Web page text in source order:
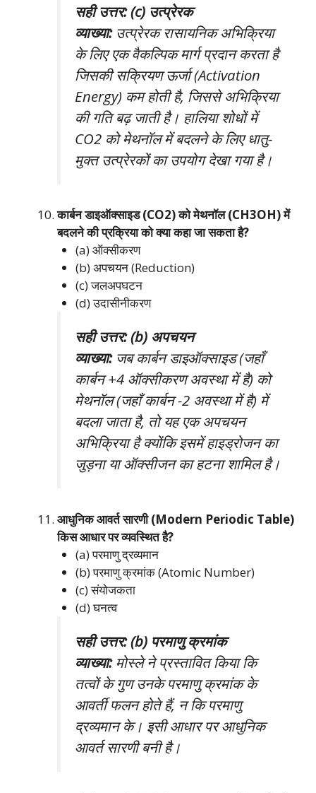
सही उत्तर: (c) उत्प्रेरक
व्याख्या:उत्प्रेरक रासायनिक अभिक्रिया
के लिए एक वैकल्पिक मार्ग प्रदान करता है
जिसकी सक्रियण ऊर्जा (Activation
Energy) कम होती है, जिससे अभिक्रिया
की गति बढ़ जाती है। हालिया शोधों में
CO2 को मेथनॉल में बदलने के लिए धातु-
मुक्त उत्प्रेरकों का उपयोग देखा गया है।
कार्बन डाइऑक्साइड (CO2) को मेथनॉल (CH3OH) में
बदलने की प्रक्रिया को क्या कहा जा सकता है?
(a) ऑक्सीकरण
(b) अपचयन (Reduction)
(c) जलअपघटन
(d) उदासीनीकरण
सही उत्तर: (b) अपचयन
व्याख्या:जब कार्बन डाइऑक्साइड (जहाँ
कार्बन +4 ऑक्सीकरण अवस्था में है) को
मेथनॉल (जहाँ कार्बन -2 अवस्था में है) में
बदला जाता है, तो यह एक अपचयन
अभिक्रिया है क्योंकि इसमें हाइड्रोजन का
जुड़ना या ऑक्सीजन का हटना शामिल है।
आधुनिक आवर्त सारणी (Modern Periodic Table)
किस आधार पर व्यवस्थित है?
(a) परमाणु द्रव्यमान
(b) परमाणु क्रमांक (Atomic Number)
(c) संयोजकता
(d) घनत्व
सही उत्तर: (b) परमाणु क्रमांक
व्याख्या:मोस्ले ने प्रस्तावित किया कि
तत्वों के गुण उनके परमाणु क्रमांक के
आवर्ती फलन होते हैं, न कि परमाणु
द्रव्यमान के। इसी आधार पर आधुनिक
आवर्त सारणी बनी है।